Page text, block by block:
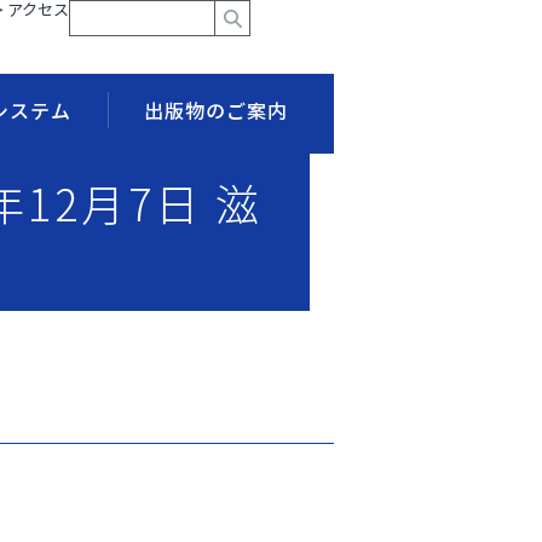
アクセス
ステム 出版物のご案内
12月7日 滋